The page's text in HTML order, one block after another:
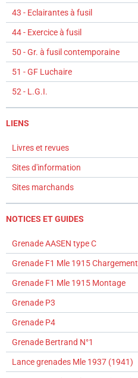
43 - Eclairantes à fusil
44 - Exercice à fusil
50 - Gr. à fusil contemporaine
51 - GF Luchaire
52 - L.G.I.
LIENS
Livres et revues
Sites d'information
Sites marchands
NOTICES ET GUIDES
Grenade AASEN type C
Grenade F1 Mle 1915 Chargement
Grenade F1 Mle 1915 Montage
Grenade P3
Grenade P4
Grenade Bertrand N°1
Lance grenades Mle 1937 (1941)